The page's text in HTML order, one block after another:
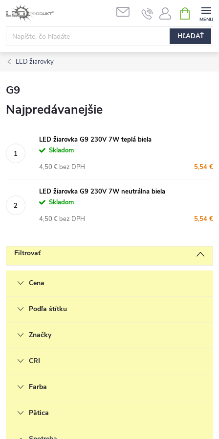
Prejsť
na
obsah
HĽADAŤ
KOŠÍK
LED žiarovky
G9
Najpredávanejšie
LED žiarovka G9 230V 7W teplá biela
Skladom
5,54 €
4,50 € bez DPH
LED žiarovka G9 230V 7W neutrálna biela
Skladom
5,54 €
4,50 € bez DPH
Filtrovať
Cena
Podľa štítku
Značky
CRI
Farba
Pätica